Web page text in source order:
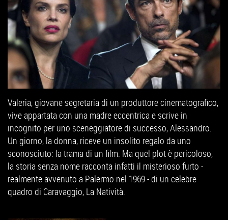
Valeria, giovane segretaria di un produttore cinematografico,
vive appartata con una madre eccentrica e scrive in
incognito per uno sceneggiatore di successo, Alessandro.
Un giorno, la donna, riceve un insolito regalo da uno
sconosciuto: la trama di un film. Ma quel plot è pericoloso,
la storia senza nome racconta infatti il misterioso furto -
realmente avvenuto a Palermo nel 1969 - di un celebre
quadro di Caravaggio, La Natività.